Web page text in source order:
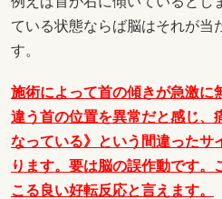
ている状態ならば脳はそれが当
す。
施術によって首の傾きが急激に
違う首の位置を異常だと感じ、
なっている》という間違ったサ
ります。要は脳の誤作動です。
こる良い好転反応と言えます。